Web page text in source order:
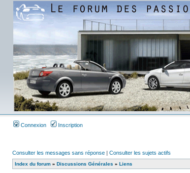
Connexion Inscription
Consulter les messages sans réponse | Consulter les sujets actifs
Index du forum » Discussions Générales » Liens